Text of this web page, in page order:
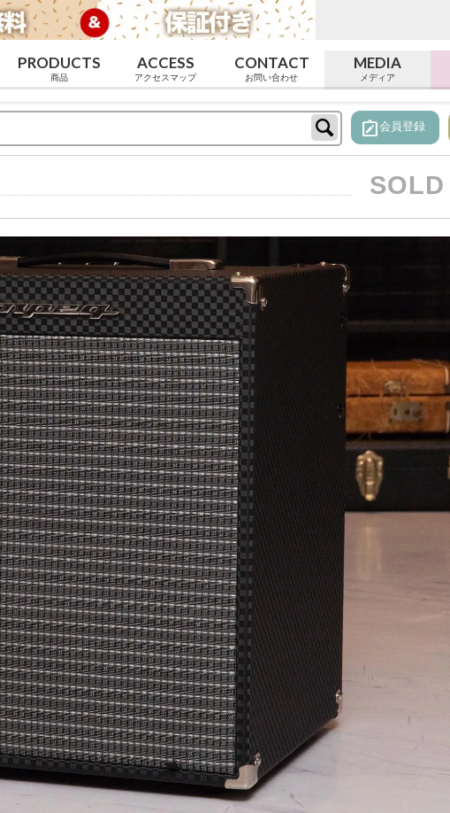
PRODUCTS
商品
ACCESS
アクセスマップ
CONTACT
お問い合わせ
MEDIA
メディア
note_alt会員登録